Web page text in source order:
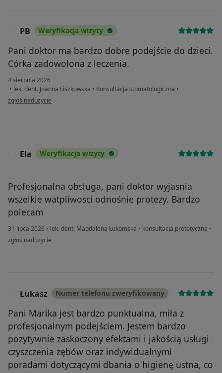
PB Weryfikacja wizyty
Pani doktor ma bardzo dobre podejście do dzieci.
Córka zadowolona z leczenia.
4 sierpnia 2026
• lek. dent. Joanna Liszkowska • Konsultacja stomatologiczna •
w opinii użytkownika PB
zgłoś nadużycie
Ela Weryfikacja wizyty
Profesjonalna obsluga, pani doktor wyjasnia
wszelkie watpliwosci odnośnie protezy. Bardzo
polecam
31 lipca 2026 • lek. dent. Magdalena Łukomska • konsultacja protetyczna •
w opinii użytkownika Ela
zgłoś nadużycie
Łukasz Numer telefonu zweryfikowany
Pani Marika jest bardzo punktualna, miła z
profesjonalnym podejściem. Jestem bardzo
pozytywnie zaskoczony efektami i jakością usługi
czyszczenia zębów oraz indywidualnymi
poradami dotyczącymi dbania o higienę ustna, co